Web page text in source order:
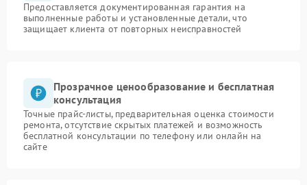
Предоставляется документированная гарантия на
выполненные работы и установленные детали, что
защищает клиента от повторных неисправностей
Прозрачное ценообразование и бесплатная
консультация
Точные прайс-листы, предварительная оценка стоимости
ремонта, отсутствие скрытых платежей и возможность
бесплатной консультации по телефону или онлайн на
сайте